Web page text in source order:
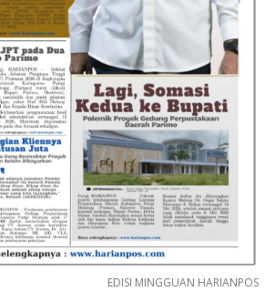
EDISI MINGGUAN HARIANPOS